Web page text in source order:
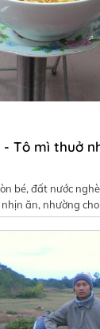
Tô mì thuở
bé, đất nước
ăn, nhường